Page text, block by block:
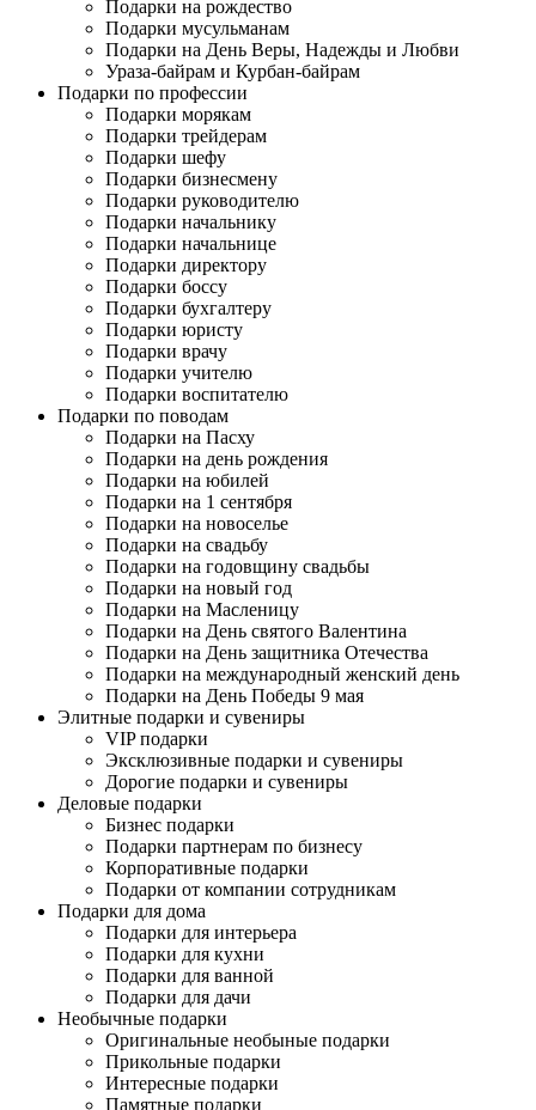
Подарки на рождество
Подарки мусульманам
Подарки на День Веры, Надежды и Любви
Ураза-байрам и Курбан-байрам
Подарки по профессии
Подарки морякам
Подарки трейдерам
Подарки шефу
Подарки бизнесмену
Подарки руководителю
Подарки начальнику
Подарки начальнице
Подарки директору
Подарки боссу
Подарки бухгалтеру
Подарки юристу
Подарки врачу
Подарки учителю
Подарки воспитателю
Подарки по поводам
Подарки на Пасху
Подарки на день рождения
Подарки на юбилей
Подарки на 1 сентября
Подарки на новоселье
Подарки на свадьбу
Подарки на годовщину свадьбы
Подарки на новый год
Подарки на Масленицу
Подарки на День святого Валентина
Подарки на День защитника Отечества
Подарки на международный женский день
Подарки на День Победы 9 мая
Элитные подарки и сувениры
VIP подарки
Эксклюзивные подарки и сувениры
Дорогие подарки и сувениры
Деловые подарки
Бизнес подарки
Подарки партнерам по бизнесу
Корпоративные подарки
Подарки от компании сотрудникам
Подарки для дома
Подарки для интерьера
Подарки для кухни
Подарки для ванной
Подарки для дачи
Необычные подарки
Оригинальные необыные подарки
Прикольные подарки
Интересные подарки
Памятные подарки